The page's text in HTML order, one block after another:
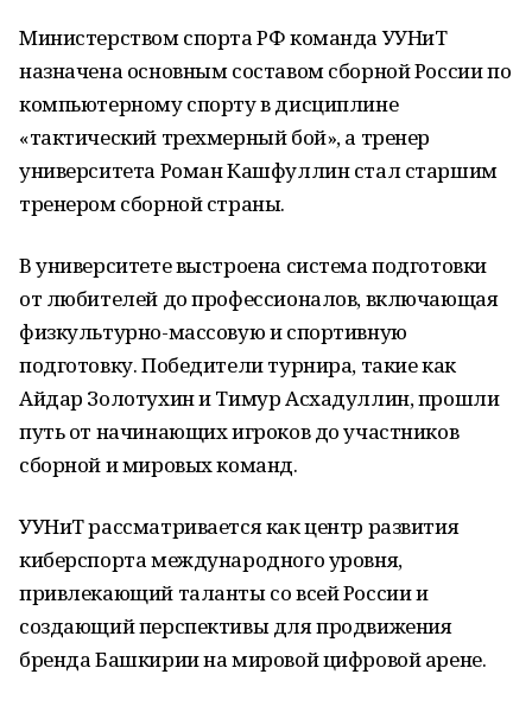
Министерством спорта РФ команда УУНиТ
назначена основным составом сборной России по
компьютерному спорту в дисциплине
«тактический трехмерный бой», а тренер
университета Роман Кашфуллин стал старшим
тренером сборной страны.
В университете выстроена система подготовки
от любителей до профессионалов, включающая
физкультурно-массовую и спортивную
подготовку. Победители турнира, такие как
Айдар Золотухин и Тимур Асхадуллин, прошли
путь от начинающих игроков до участников
сборной и мировых команд.
УУНиТ рассматривается как центр развития
киберспорта международного уровня,
привлекающий таланты со всей России и
создающий перспективы для продвижения
бренда Башкирии на мировой цифровой арене.